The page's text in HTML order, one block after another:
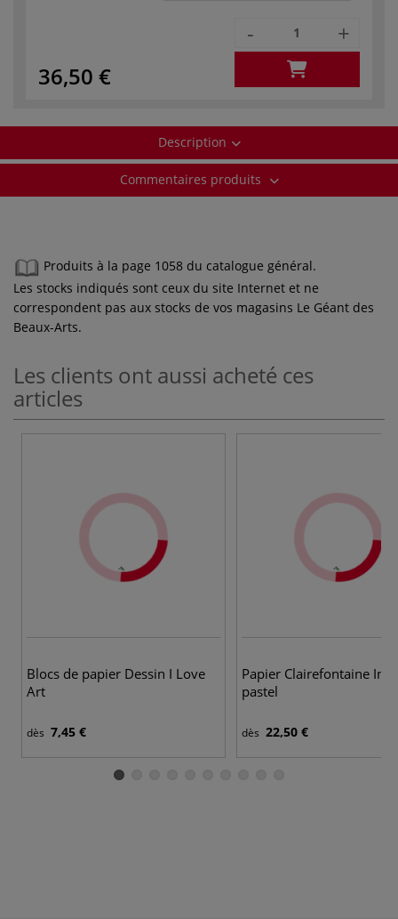
36,50 €
- +
Description
Commentaires produits
Produits à la page 1058 du catalogue général.
Les stocks indiqués sont ceux du site Internet et ne
correspondent pas aux stocks de vos magasins Le Géant des
Beaux-Arts.
Les clients ont aussi acheté ces
articles
Blocs de papier Dessin I Love
Art
dès 7,45 €
Papier Clairefontaine
pastel
dès 22,50 €